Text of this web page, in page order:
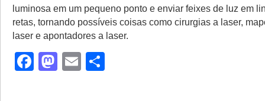
luminosa em um pequeno ponto e enviar feixes de luz em
retas, tornando possíveis coisas como cirurgias a laser,
laser e apontadores a laser.
Facebook
Mastodon
Email